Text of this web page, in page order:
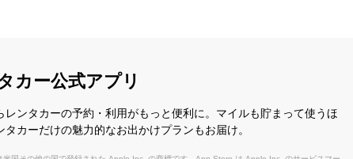
カー公式アプリ
レンタカーの予約・利用がもっと便利に。マイルも貯まって使うほ
タカーだけの魅力的なお出かけプランもお届け。